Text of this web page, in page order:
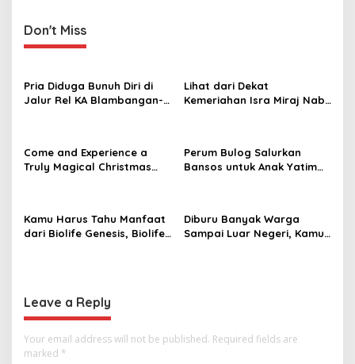
Don't Miss
Pria Diduga Bunuh Diri di
Jalur Rel KA Blambangan-
Lihat dari Dekat
Kemeriahan Isra Miraj Nabi
Jakbar
Come and Experience a
Truly Magical Christmas
Perum Bulog Salurkan
Bansos untuk Anak Yatim
Kamu Harus Tahu Manfaat
dari Biolife Genesis, Biolife
Diburu Banyak Warga
Sampai Luar Negeri, Kamu
Leave a Reply
Your email address will not be published. Required fields are
marked *